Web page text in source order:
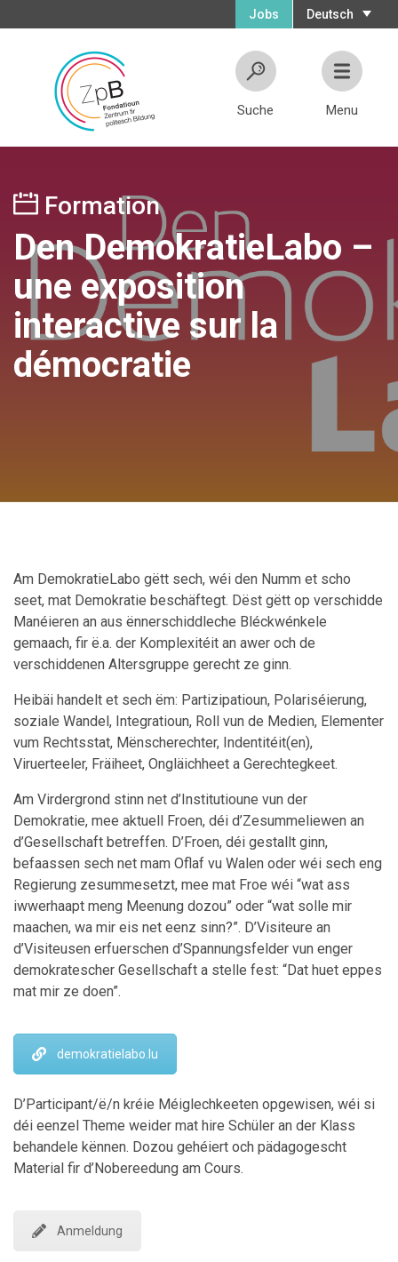
Deutsch
Jobs
Suche Menu
Formation
Den DemokratieLabo –
une exposition
interactive sur la
démocratie
Am DemokratieLabo gëtt sech, wéi den Numm et scho
seet, mat Demokratie beschäftegt. Dëst gëtt op verschidde
Manéieren an aus ënnerschiddleche Bléckwénkele
gemaach, fir ë.a. der Komplexitéit an awer och de
verschiddenen Altersgruppe gerecht ze ginn.
Heibäi handelt et sech ëm: Partizipatioun, Polariséierung,
soziale Wandel, Integratioun, Roll vun de Medien, Elementer
vum Rechtsstat, Mënscherechter, Indentitéit(en),
Viruerteeler, Fräiheet, Ongläichheet a Gerechtegkeet.
Am Virdergrond stinn net d’Institutioune vun der
Demokratie, mee aktuell Froen, déi d’Zesummeliewen an
d’Gesellschaft betreffen. D’Froen, déi gestallt ginn,
befaassen sech net mam Oflaf vu Walen oder wéi sech eng
Regierung zesummesetzt, mee mat Froe wéi “wat ass
iwwerhaapt meng Meenung dozou” oder “wat solle mir
maachen, wa mir eis net eenz sinn?”. D’Visiteure an
d’Visiteusen erfuerschen d’Spannungsfelder vun enger
demokratescher Gesellschaft a stelle fest: “Dat huet eppes
mat mir ze doen”.
demokratielabo.lu
D’Participant/ë/n kréie Méiglechkeeten opgewisen, wéi si
déi eenzel Theme weider mat hire Schüler an der Klass
behandele kënnen. Dozou gehéiert och pädagogescht
Material fir d’Nobereedung am Cours.
Anmeldung